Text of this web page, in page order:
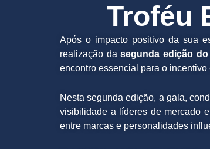
Troféu
Após o impacto positivo da sua
realização dasegunda edição
encontro essencial para o
Nesta segunda edição, a gala,
visibilidade a líderes de mercado
entre marcas e personalidades